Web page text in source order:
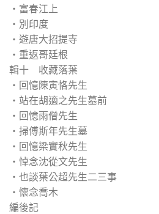
‧富春江上
‧別印度
‧遊唐大招提寺
‧重返哥廷根
輯十 收藏落葉
‧回憶陳寅恪先生
‧站在胡適之先生墓前
‧回憶雨僧先生
‧掃傅斯年先生墓
‧回憶梁實秋先生
‧悼念沈從文先生
‧也談葉公超先生二三事
‧懷念喬木
編後記